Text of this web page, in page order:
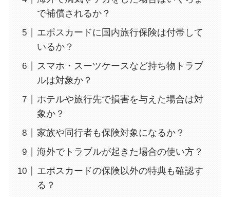
で補償されるか？
エポスカードに国内旅行保険は付帯して
いるか？
スマホ・スーツケースなど持ち物トラブ
ルは対象か？
ホテルや旅行先で損害を与えた場合は対
象か？
家族や同行者も保険対象になるか？
海外でトラブルが起きた場合の使い方？
エポスカードの保険以外の特典も確認す
る？